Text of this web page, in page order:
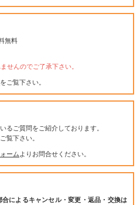
無料
せんのでご了承下さい。
をご覧下さい。
るご質問をご紹介しております。
覧下さい。
ーム よりお問合せください。
合によるキャンセル・変更・返品・交換は